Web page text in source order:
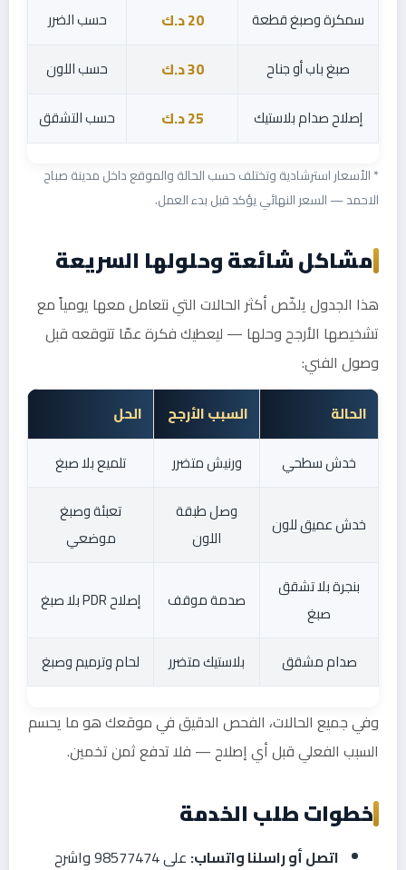
سمكرة وصبغ قطعة
20 د.ك
حسب الضرر
صبغ باب أو جناح
30 د.ك
حسب اللون
إصلاح صدام بلاستيك
25 د.ك حسب التشقق
* الأسعار استرشادية وتختلف حسب الحالة والموقع داخل مدينة صباح
الاحمد — السعر النهائي يؤكد قبل بدء العمل.
مشاكل شائعة وحلولها السريعة
هذا الجدول يلخّص أكثر الحالات التي نتعامل معها يومياً مع
تشخيصها الأرجح وحلها — ليعطيك فكرة عمّا تتوقعه قبل
وصول الفني:
الحالة السبب الأرجح
الحل
خدش سطحي
ورنيش متضرر تلميع بلا صبغ
خدش عميق للون
وصل طبقة
اللون
تعبئة وصبغ
موضعي
بنجرة بلا تشقق
صبغ
صدمة موقف إصلاح PDR بلا صبغ
صدام مشقق بلاستيك متضرر لحام وترميم وصبغ
وفي جميع الحالات، الفحص الدقيق في موقعك هو ما يحسم
السبب الفعلي قبل أي إصلاح — فلا تدفع ثمن تخمين.
خطوات طلب الخدمة
اتصل أو راسلنا واتساب: على 98577474 واشرح